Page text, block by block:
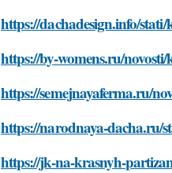
https://dachadesign.info/
https://by-womens.ru/
https://semejnayaferma.ru/
https://narodnaya-dacha.ru/
https://jk-na-krasnyh-